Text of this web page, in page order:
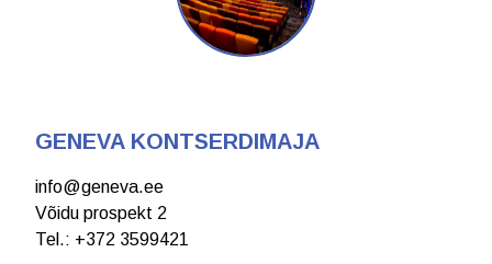
GENEVA KONTSERDIMAJA
info@geneva.ee
Võidu prospekt 2
Теl.: +372 3599421